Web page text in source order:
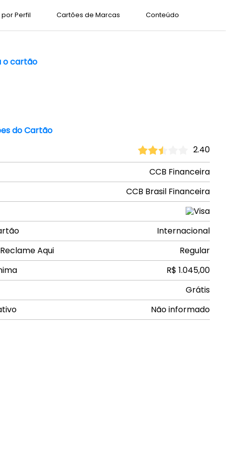
Perfil Cartões de Marcas Conteúdo
o cartão
do Cartão
2.40
CCB Financeira
CCB Brasil Financeira
Internacional
Aqui
Regular
R$ 1.045,00
Grátis
Não informado